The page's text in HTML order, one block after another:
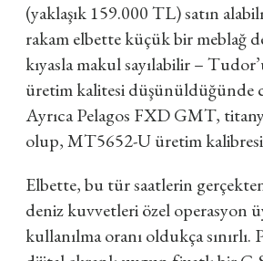
(yaklaşık 159.000 TL) satın
rakam elbette küçük bir meblağ
kıyasla makul sayılabilir –
üretim kalitesi düşünüldüğünde
Ayrıca Pelagos FXD GMT,
olup, MT5652-U üretim kalibresi
Elbette, bu tür saatlerin
deniz kuvvetleri özel operasyon
kullanılma oranı oldukça sınırlı.